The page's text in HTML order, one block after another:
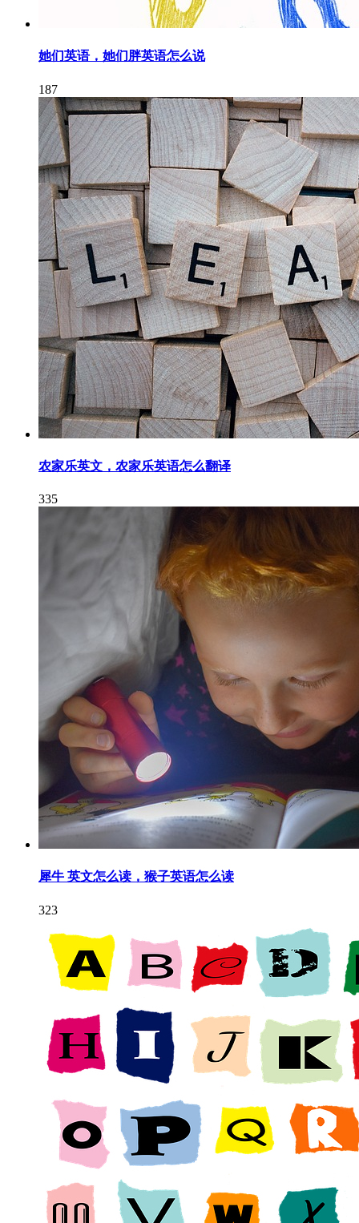
她们英语，她们胖英语怎么说
187
农家乐英文，农家乐英语怎么翻译
335
犀牛 英文怎么读，猴子英语怎么读
323